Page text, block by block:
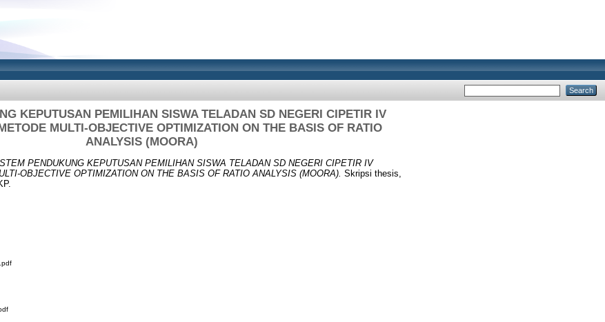
KEPUTUSAN PEMILIHAN SISWA TELADAN SD NEGERI CIPETIR IV
MULTI-OBJECTIVE OPTIMIZATION ON THE BASIS OF RATIO
ANALYSIS (MOORA)
PENDUKUNG KEPUTUSAN PEMILIHAN SISWA TELADAN SD NEGERI CIPETIR IV
OBJECTIVE OPTIMIZATION ON THE BASIS OF RATIO ANALYSIS (MOORA). Skripsi thesis,